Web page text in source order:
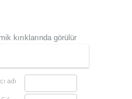
kırıklarında görülür
adı